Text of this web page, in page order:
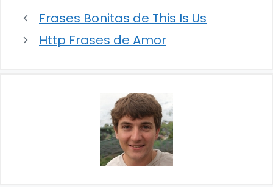
Frases Bonitas de This Is Us
Http Frases de Amor